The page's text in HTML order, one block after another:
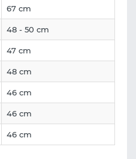
67 cm
48 - 50 cm
47 cm
48 cm
46 cm
46 cm
46 cm